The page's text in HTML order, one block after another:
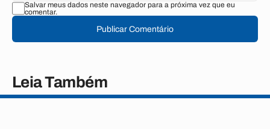
Salvar meus dados neste navegador para a próxima vez que eu
comentar.
Publicar Comentário
Leia Também